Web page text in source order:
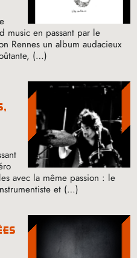
music en passant par le
Rennes un album audacieux
(…)
avec la même passion : le
et (…)